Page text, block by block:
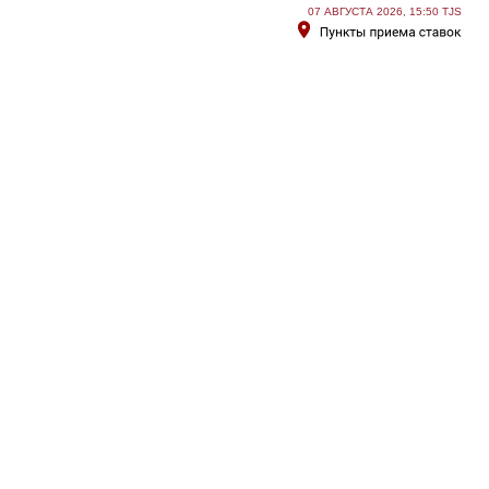
07 АВГУСТА 2026, 15:50 TJS